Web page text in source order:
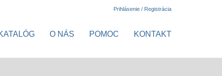
Prihlásenie / Registrácia
O NÁS POMOC KONTAKT